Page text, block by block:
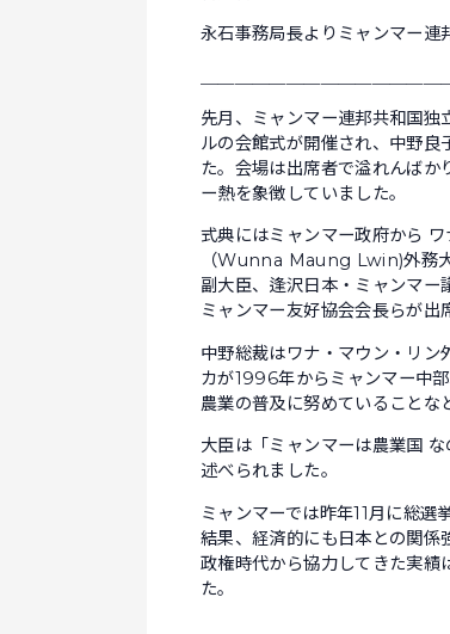
永石事務局長よりミャンマー連
先月、ミャンマー連邦共和国
ルの会館式が開催され、中野良
た。会場は出席者で溢れんばか
ー熱を象徴していました。
式典にはミャンマー政府から
（Wunna Maung Lwin)外務
副大臣、逢沢日本・ミャンマー
ミャンマー友好協会会長らが出
中野総裁はワナ・マウン・リン
カが1996年からミャンマー中
農業の普及に努めていることな
大臣は「ミャンマーは農業国
述べられました。
ミャンマーでは昨年11月に総
結果、経済的にも日本との関
政権時代から協力してきた実績
た。